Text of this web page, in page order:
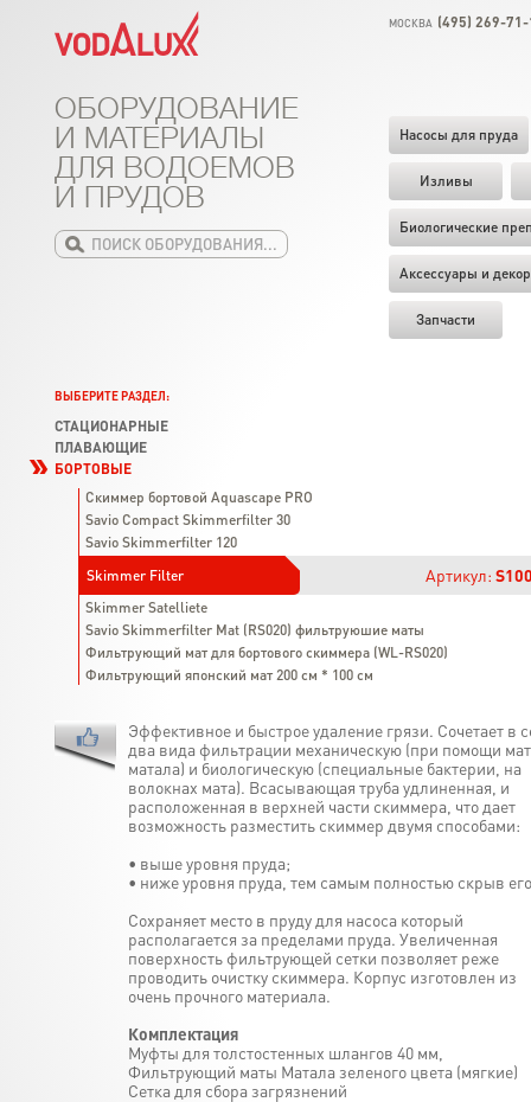
МОСКВА (495) 269-
Насосы для пруда
Изливы
Биологические
Аксессуары и декор
Запчасти
ОБОРУДОВАНИЕ
И МАТЕРИАЛЫ
ДЛЯ ВОДОЕМОВ
И ПРУДОВ
ВЫБЕРИТЕ РАЗДЕЛ:
СТАЦИОНАРНЫЕ
ПЛАВАЮЩИЕ
БОРТОВЫЕ
Скиммер бортовой Aquascape PRO
Savio Compact Skimmerfilter 30
Savio Skimmerfilter 120
Skimmer Filter
Артикул:
Skimmer Satelliete
Savio Skimmerfilter Mat (RS020) фильтруюшие маты
Фильтрующий мат для бортового скиммера (WL-RS020)
Фильтрующий японский мат 200 см * 100 см
Эффективное и быстрое удаление грязи. Сочетает в
два вида фильтрации механическую (при помощи
матала) и биологическую (специальные бактерии, на
волокнах мата). Всасывающая труба удлиненная, и
расположенная в верхней части скиммера, что дает
возможность разместить скиммер двумя способами:
• выше уровня пруда;
• ниже уровня пруда, тем самым полностью скрыв
Сохраняет место в пруду для насоса который
располагается за пределами пруда. Увеличенная
поверхность фильтрующей сетки позволяет реже
проводить очистку скиммера. Корпус изготовлен из
очень прочного материала.
Комплектация
Муфты для толстостенных шлангов 40 мм,
Фильтрующий маты Матала зеленого цвета (мягкие)
Сетка для сбора загрязнений